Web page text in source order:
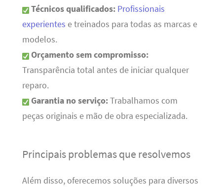
Técnicos qualificados: Profissionais
experientes e treinados para todas as marcas e
modelos.
Orçamento sem compromisso:
Transparência total antes de iniciar qualquer
reparo.
Garantia no serviço:Trabalhamos com
peças originais e mão de obra especializada.
Principais problemas que resolvemos
Além disso, oferecemos soluções para diversos